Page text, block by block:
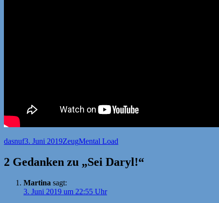
Autor
dasnufVeröffentlicht
3. Juni 2019Kategorien
ZeugSchlagwörter
Mental Load
2 Gedanken zu „Sei Daryl!“
Martina sagt:
3. Juni 2019 um 22:55 Uhr